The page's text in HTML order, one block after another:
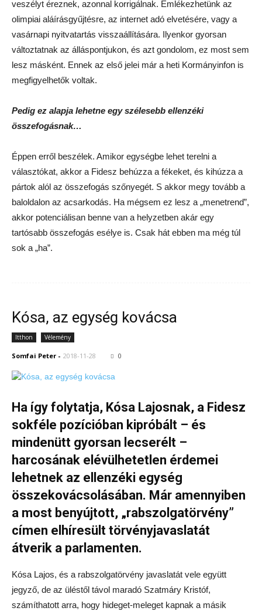
veszélyt éreznek, azonnal korrigálnak. Emlékezhetünk az
olimpiai aláírásgyűjtésre, az internet adó elvetésére, vagy a
vasárnapi nyitvatartás visszaállítására. Ilyenkor gyorsan
változtatnak az álláspontjukon, és azt gondolom, ez most sem
lesz másként. Ennek az első jelei már a heti Kormányinfon is
megfigyelhetők voltak.
Pedig ez alapja lehetne egy szélesebb ellenzéki
összefogásnak…
Éppen erről beszélek. Amikor egységbe lehet terelni a
választókat, akkor a Fidesz behúzza a fékeket, és kihúzza a
pártok alól az összefogás szőnyegét. S akkor megy tovább a
baloldalon az acsarkodás. Ha mégsem ez lesz a „menetrend”,
akkor potenciálisan benne van a helyzetben akár egy
tartósabb összefogás esélye is. Csak hát ebben ma még túl
sok a „ha”.
Kósa, az egység kovácsa
Itthon Vélemény
Somfai Peter - 2018-11-28 0
Ha így folytatja, Kósa Lajosnak, a Fidesz
sokféle pozícióban kipróbált – és
mindenütt gyorsan lecserélt –
harcosának elévülhetetlen érdemei
lehetnek az ellenzéki egység
összekovácsolásában. Már amennyiben
a most benyújtott, „rabszolgatörvény”
címen elhíresült törvényjavaslatát
átverik a parlamenten.
Kósa Lajos, és a rabszolgatörvény javaslatát vele együtt
jegyző, de az üléstől távol maradó Szatmáry Kristóf,
számíthatott arra, hogy hideget-meleget kapnak a másik